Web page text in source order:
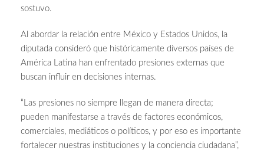
sostuvo.
Al abordar la relación entre México y Estados Unidos, la
diputada consideró que históricamente diversos países de
América Latina han enfrentado presiones externas que
buscan influir en decisiones internas.
“Las presiones no siempre llegan de manera directa;
pueden manifestarse a través de factores económicos,
comerciales, mediáticos o políticos, y por eso es importante
fortalecer nuestras instituciones y la conciencia ciudadana”,